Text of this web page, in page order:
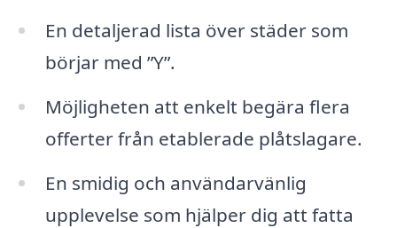
En detaljerad lista över städer som
börjar med ”Y”.
Möjligheten att enkelt begära flera
offerter från etablerade plåtslagare.
En smidig och användarvänlig
upplevelse som hjälper dig att fatta